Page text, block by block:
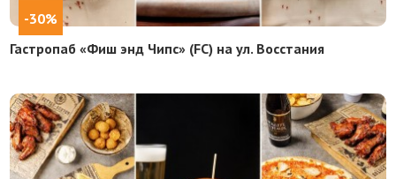
-30%
Гастропаб «Фиш энд Чипс» (FC) на ул. Восстания